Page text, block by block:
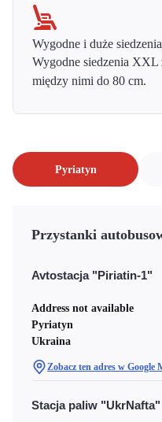
Wygodne i duże siedzenia
Wygodne siedzenia XXL
między nimi do 80 cm.
Pyriatyn
Przystanki
Avtostacja "Piriatin-1"
Address not available
Pyriatyn
Ukraina
Zobacz ten adres w Google
Stacja paliw "UkrNafta"